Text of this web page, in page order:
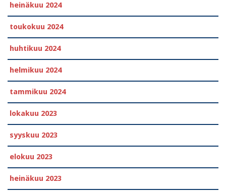
heinäkuu 2024
toukokuu 2024
huhtikuu 2024
helmikuu 2024
tammikuu 2024
lokakuu 2023
syyskuu 2023
elokuu 2023
heinäkuu 2023